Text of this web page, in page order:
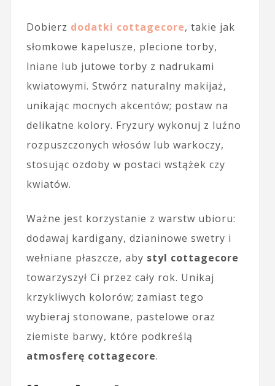
Dobierz dodatki cottagecore, takie jak
słomkowe kapelusze, plecione torby,
lniane lub jutowe torby z nadrukami
kwiatowymi. Stwórz naturalny makijaż,
unikając mocnych akcentów; postaw na
delikatne kolory. Fryzury wykonuj z luźno
rozpuszczonych włosów lub warkoczy,
stosując ozdoby w postaci wstążek czy
kwiatów.
Ważne jest korzystanie z warstw ubioru:
dodawaj kardigany, dzianinowe swetry i
wełniane płaszcze, aby styl cottagecore
towarzyszył Ci przez cały rok. Unikaj
krzykliwych kolorów; zamiast tego
wybieraj stonowane, pastelowe oraz
ziemiste barwy, które podkreślą
atmosferę cottagecore.